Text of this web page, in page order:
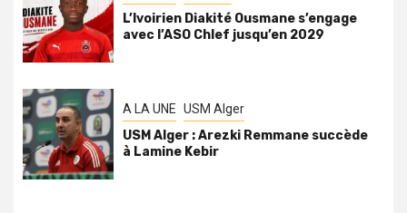
L’Ivoirien Diakité Ousmane s’engage
avec l’ASO Chlef jusqu’en 2029
A LA UNE USM Alger
USM Alger : Arezki Remmane succède
à Lamine Kebir